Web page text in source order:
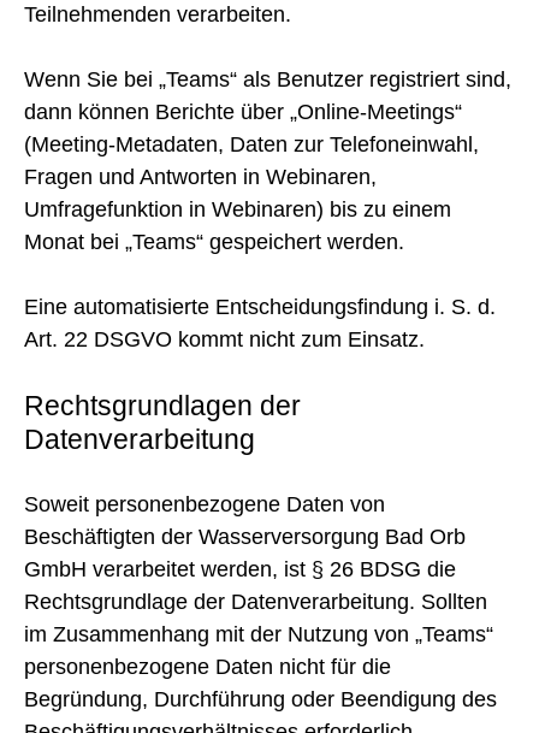
Teilnehmenden verarbeiten.
Wenn Sie bei „Teams“ als Benutzer registriert sind,
dann können Berichte über „Online-Meetings“
(Meeting-Metadaten, Daten zur Telefoneinwahl,
Fragen und Antworten in Webinaren,
Umfragefunktion in Webinaren) bis zu einem
Monat bei „Teams“ gespeichert werden.
Eine automatisierte Entscheidungsfindung i. S. d.
Art. 22 DSGVO kommt nicht zum Einsatz.
Rechtsgrundlagen der
Datenverarbeitung
Soweit personenbezogene Daten von
Beschäftigten der Wasserversorgung Bad Orb
GmbH verarbeitet werden, ist § 26 BDSG die
Rechtsgrundlage der Datenverarbeitung. Sollten
im Zusammenhang mit der Nutzung von „Teams“
personenbezogene Daten nicht für die
Begründung, Durchführung oder Beendigung des